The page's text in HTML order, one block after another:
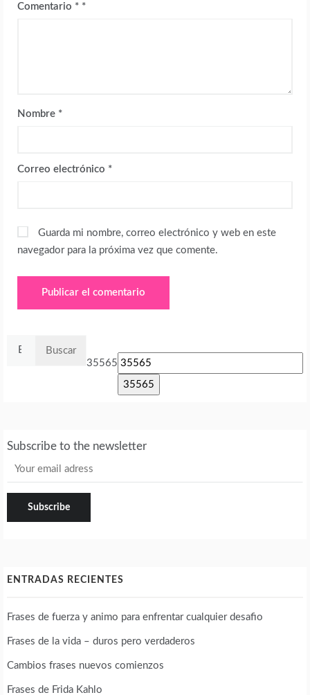
Comentario *
Nombre *
Correo electrónico *
Guarda mi nombre, correo electrónico y web en este
navegador para la próxima vez que comente.
35565
Subscribe to the newsletter
ENTRADAS RECIENTES
Frases de fuerza y animo para enfrentar cualquier desafio
Frases de la vida – duros pero verdaderos
Cambios frases nuevos comienzos
Frases de Frida Kahlo